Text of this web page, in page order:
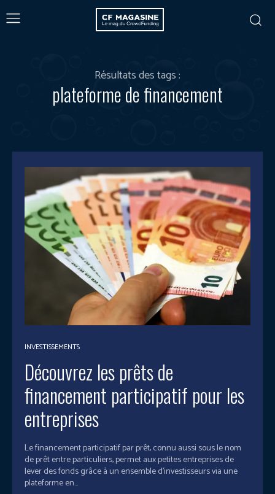
Résultats des tags :
plateforme de financement
INVESTISSEMENTS
Découvrez les prêts de
financement participatif pour les
entreprises
Le financement participatif par prêt, connu aussi sous le nom
de prêt entre particuliers, permet aux petites entreprises de
lever des fonds grâce à un ensemble d'investisseurs via une
plateforme en...